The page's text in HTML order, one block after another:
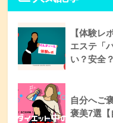
【体験レ
エステ「
い？安全？
自分へご
褒美7選【